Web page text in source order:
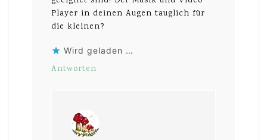
Player in deinen Augen tauglich für
die kleinen?
Wird geladen …
Antworten